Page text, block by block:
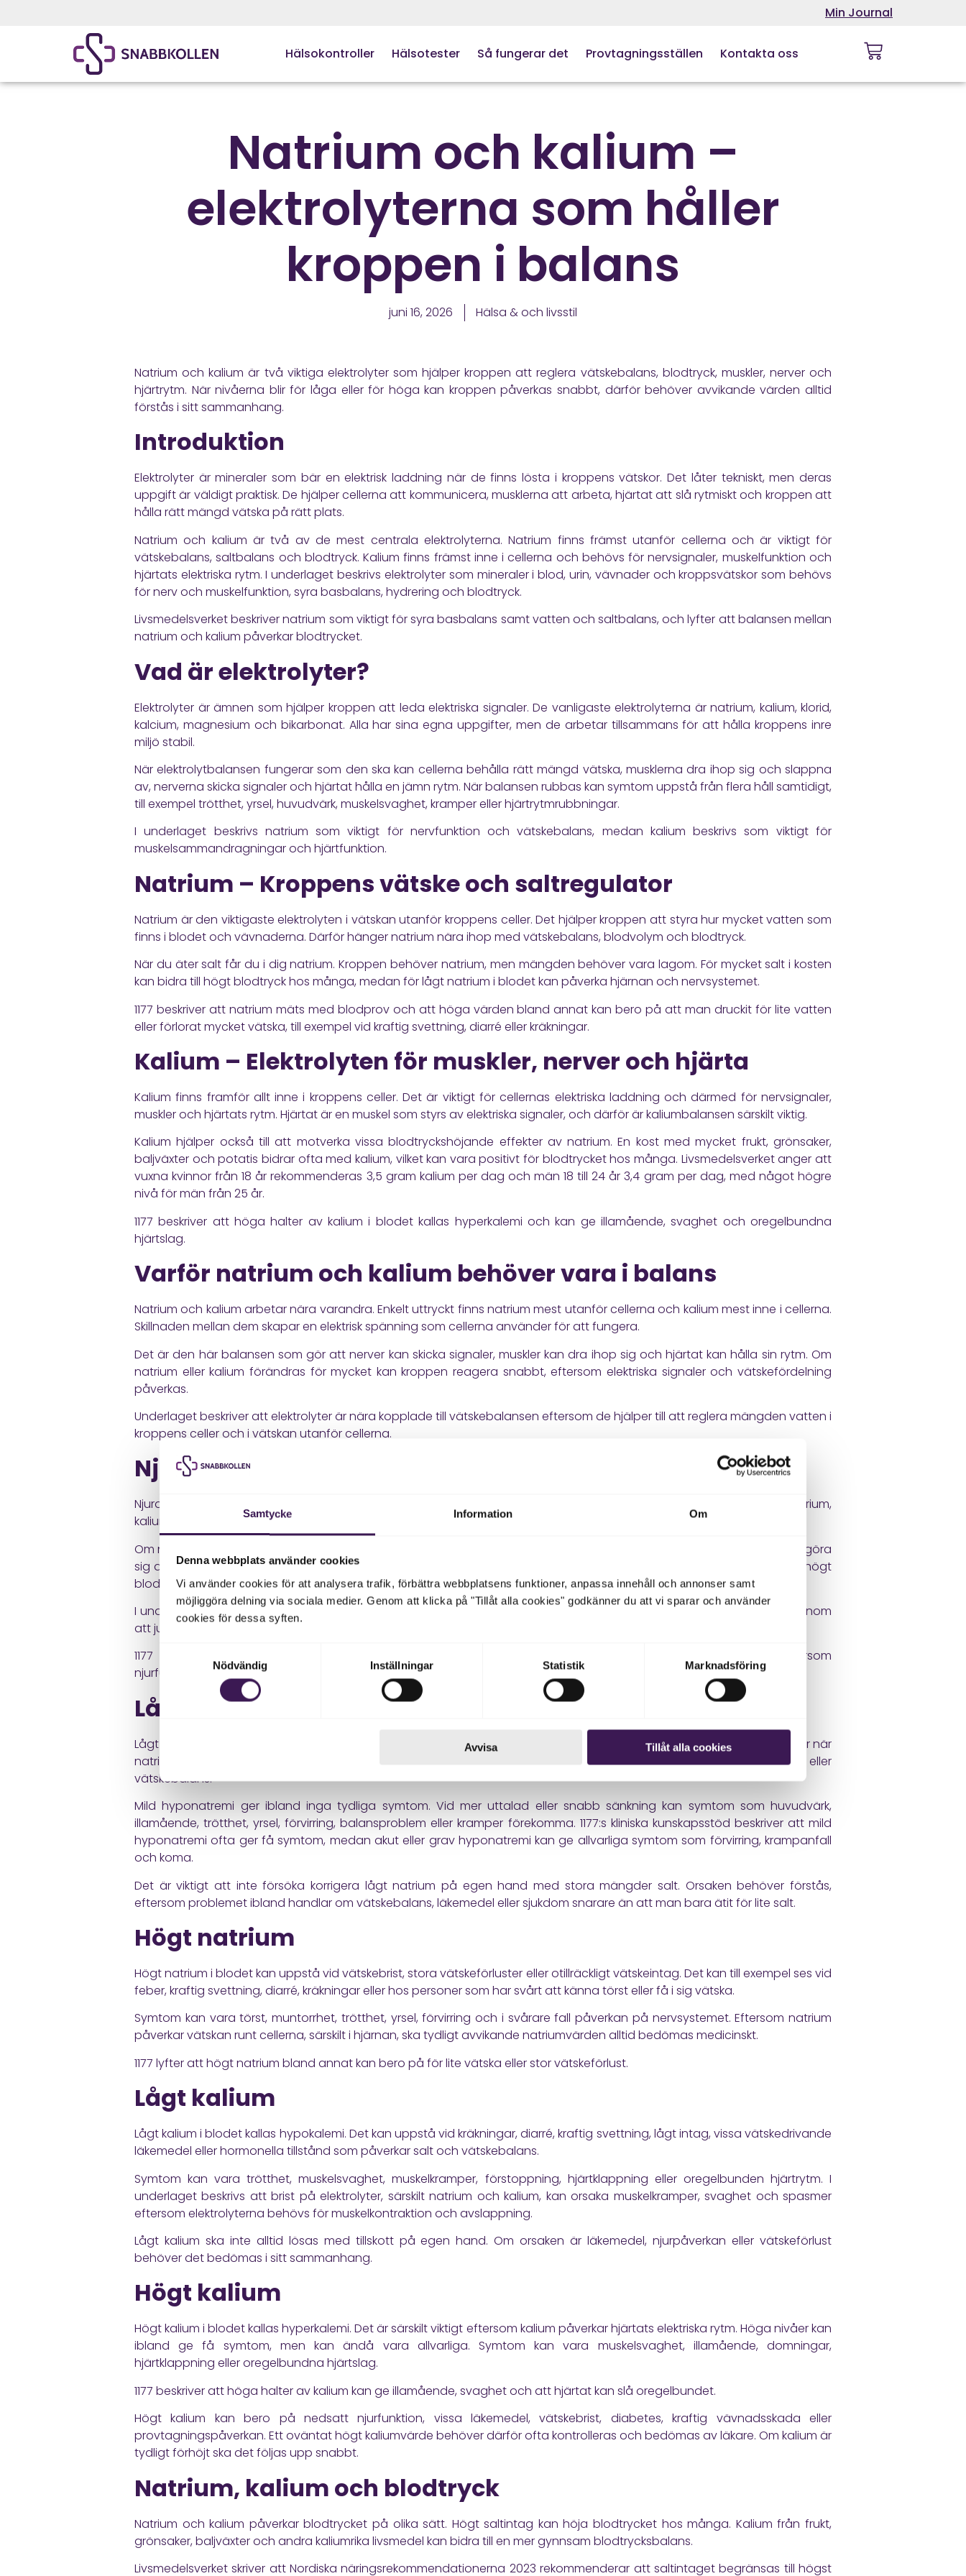
Samtycke Information Om
Denna webbplats använder cookies
Vi använder cookies för att analysera trafik, förbättra webbplatsens funktioner, anpassa innehåll och annonser samt
möjliggöra delning via sociala medier. Genom att klicka på "Tillåt alla cookies" godkänner du att vi sparar och använder
cookies för dessa syften.
Nödvändig
Inställningar Statistik Marknadsföring
Avvisa Tillåt alla cookies
Min Journal
Hälsokontroller Hälsotester Så fungerar det Provtagningsställen Kontakta oss
Natrium och kalium –
elektrolyterna som håller
kroppen i balans
juni 16, 2026 Hälsa & och livsstil
Natrium och kalium är två viktiga elektrolyter som hjälper kroppen att reglera vätskebalans, blodtryck, muskler, nerver och
hjärtrytm. När nivåerna blir för låga eller för höga kan kroppen påverkas snabbt, därför behöver avvikande värden alltid
förstås i sitt sammanhang.
Introduktion
Elektrolyter är mineraler som bär en elektrisk laddning när de finns lösta i kroppens vätskor. Det låter tekniskt, men deras
uppgift är väldigt praktisk. De hjälper cellerna att kommunicera, musklerna att arbeta, hjärtat att slå rytmiskt och kroppen att
hålla rätt mängd vätska på rätt plats.
Natrium och kalium är två av de mest centrala elektrolyterna. Natrium finns främst utanför cellerna och är viktigt för
vätskebalans, saltbalans och blodtryck. Kalium finns främst inne i cellerna och behövs för nervsignaler, muskelfunktion och
hjärtats elektriska rytm. I underlaget beskrivs elektrolyter som mineraler i blod, urin, vävnader och kroppsvätskor som behövs
för nerv och muskelfunktion, syra basbalans, hydrering och blodtryck.
Livsmedelsverketbeskriver natrium som viktigt för syra basbalans samt vatten och saltbalans, och lyfter att balansen mellan
natrium och kalium påverkar blodtrycket.
Vad är elektrolyter?
Elektrolyter är ämnen som hjälper kroppen att leda elektriska signaler. De vanligaste elektrolyterna är natrium, kalium, klorid,
kalcium, magnesium och bikarbonat. Alla har sina egna uppgifter, men de arbetar tillsammans för att hålla kroppens inre
miljö stabil.
När elektrolytbalansen fungerar som den ska kan cellerna behålla rätt mängd vätska, musklerna dra ihop sig och slappna
av, nerverna skicka signaler och hjärtat hålla en jämn rytm. När balansen rubbas kan symtom uppstå från flera håll samtidigt,
till exempel trötthet, yrsel, huvudvärk, muskelsvaghet, kramper eller hjärtrytmrubbningar.
I underlaget beskrivs natrium som viktigt för nervfunktion och vätskebalans, medan kalium beskrivs som viktigt för
muskelsammandragningar och hjärtfunktion.
Natrium – Kroppens vätske och saltregulator
Natrium är den viktigaste elektrolyten i vätskan utanför kroppens celler. Det hjälper kroppen att styra hur mycket vatten som
finns i blodet och vävnaderna. Därför hänger natrium nära ihop med vätskebalans, blodvolym och blodtryck.
När du äter salt får du i dig natrium. Kroppen behöver natrium, men mängden behöver vara lagom. För mycket salt i kosten
kan bidra till högt blodtryck hos många, medan för lågt natrium i blodet kan påverka hjärnan och nervsystemet.
1177 beskriver att natrium mäts med blodprov och att höga värden bland annat kan bero på att man druckit för lite vatten
eller förlorat mycket vätska, till exempel vid kraftig svettning, diarré eller kräkningar.
Kalium – Elektrolyten för muskler, nerver och hjärta
Kalium finns framför allt inne i kroppens celler. Det är viktigt för cellernas elektriska laddning och därmed för nervsignaler,
muskler och hjärtats rytm. Hjärtat är en muskel som styrs av elektriska signaler, och därför är kaliumbalansen särskilt viktig.
Kalium hjälper också till att motverka vissa blodtryckshöjande effekter av natrium. En kost med mycket frukt, grönsaker,
baljväxter och potatis bidrar ofta med kalium, vilket kan vara positivt för blodtrycket hos många. Livsmedelsverketanger att
vuxna kvinnor från 18 år rekommenderas 3,5 gram kalium per dag och män 18 till 24 år 3,4 gram per dag, med något högre
nivå för män från 25 år.
1177 beskriver att höga halter av kalium i blodet kallas hyperkalemi och kan ge illamående, svaghet och oregelbundna
hjärtslag.
Varför natrium och kalium behöver vara i balans
Natrium och kalium arbetar nära varandra. Enkelt uttryckt finns natrium mest utanför cellerna och kalium mest inne i cellerna.
Skillnaden mellan dem skapar en elektrisk spänning som cellerna använder för att fungera.
Det är den här balansen som gör att nerver kan skicka signaler, muskler kan dra ihop sig och hjärtat kan hålla sin rytm. Om
natrium eller kalium förändras för mycket kan kroppen reagera snabbt, eftersom elektriska signaler och vätskefördelning
påverkas.
Underlaget beskriver att elektrolyter är nära kopplade till vätskebalansen eftersom de hjälper till att reglera mängden vatten i
kroppens celler och i vätskan utanför cellerna.
Njurarnas roll i elektrolytbalansen
Njurarna är kroppens stora regleringsorgan för vätska och elektrolyter. De filtrerar blodet och avgör hur mycket natrium,
kalium och vatten som ska stanna kvar i kroppen och hur mycket som ska lämna kroppen via urinen.
Om njurarna fungerar sämre kan elektrolytbalansen rubbas. Det gäller särskilt kalium, eftersom njurarna är viktiga för att göra
sig av med överskott. Därför kan högt kalium vara extra viktigt att följa upp hos personer med njursjukdom, diabetes, högt
blodtryck eller läkemedel som påverkar njurfunktion och kaliumbalans.
I underlaget beskrivs njurarna som avgörande för att reglera kroppens vätskenivåer och elektrolytsammansättning genom
att justera mängden vatten och elektrolyter som utsöndras med urinen.
1177 beskriver att kreatininprov är ett vanligt blodprov som kan visa hur njurarna fungerar. Det är relevant eftersom
njurfunktion ofta behöver bedömas tillsammans med natrium och kalium.
Lågt natrium
Lågt natrium i blodet kallas hyponatremi. Det kan uppstå när kroppen har för mycket vatten i förhållande till natrium, eller när
natrium förloras genom till exempel kräkningar, diarré, vissa läkemedel eller sjukdomar som påverkar njurar, hormoner eller
vätskebalans.
Mild hyponatremi ger ibland inga tydliga symtom. Vid mer uttalad eller snabb sänkning kan symtom som huvudvärk,
illamående, trötthet, yrsel, förvirring, balansproblem eller kramper förekomma. 1177:s kliniska kunskapsstöd beskriver att mild
hyponatremi ofta ger få symtom, medan akut eller grav hyponatremi kan ge allvarliga symtom som förvirring, krampanfall
och koma.
Det är viktigt att inte försöka korrigera lågt natrium på egen hand med stora mängder salt. Orsaken behöver förstås,
eftersom problemet ibland handlar om vätskebalans, läkemedel eller sjukdom snarare än att man bara ätit för lite salt.
Högt natrium
Högt natrium i blodet kan uppstå vid vätskebrist, stora vätskeförluster eller otillräckligt vätskeintag. Det kan till exempel ses vid
feber, kraftig svettning, diarré, kräkningar eller hos personer som har svårt att känna törst eller få i sig vätska.
Symtom kan vara törst, muntorrhet, trötthet, yrsel, förvirring och i svårare fall påverkan på nervsystemet. Eftersom natrium
påverkar vätskan runt cellerna, särskilt i hjärnan, ska tydligt avvikande natriumvärden alltid bedömas medicinskt.
1177 lyfter att högt natrium bland annat kan bero på för lite vätska eller stor vätskeförlust.
Lågt kalium
Lågt kalium i blodet kallas hypokalemi. Det kan uppstå vid kräkningar, diarré, kraftig svettning, lågt intag, vissa vätskedrivande
läkemedel eller hormonella tillstånd som påverkar salt och vätskebalans.
Symtom kan vara trötthet, muskelsvaghet, muskelkramper, förstoppning, hjärtklappning eller oregelbunden hjärtrytm. I
underlaget beskrivs att brist på elektrolyter, särskilt natrium och kalium, kan orsaka muskelkramper, svaghet och spasmer
eftersom elektrolyterna behövs för muskelkontraktion och avslappning.
Lågt kalium ska inte alltid lösas med tillskott på egen hand. Om orsaken är läkemedel, njurpåverkan eller vätskeförlust
behöver det bedömas i sitt sammanhang.
Högt kalium
Högt kalium i blodet kallas hyperkalemi. Det är särskilt viktigt eftersom kalium påverkar hjärtats elektriska rytm. Höga nivåer kan
ibland ge få symtom, men kan ändå vara allvarliga. Symtom kan vara muskelsvaghet, illamående, domningar,
hjärtklappning eller oregelbundna hjärtslag.
1177 beskriver att höga halter av kalium kan ge illamående, svaghet och att hjärtat kan slå oregelbundet.
Högt kalium kan bero på nedsatt njurfunktion, vissa läkemedel, vätskebrist, diabetes, kraftig vävnadsskada eller
provtagningspåverkan. Ett oväntat högt kaliumvärde behöver därför ofta kontrolleras och bedömas av läkare. Om kalium är
tydligt förhöjt ska det följas upp snabbt.
Natrium, kalium och blodtryck
Natrium och kalium påverkar blodtrycket på olika sätt. Högt saltintag kan höja blodtrycket hos många. Kalium från frukt,
grönsaker, baljväxter och andra kaliumrika livsmedel kan bidra till en mer gynnsam blodtrycksbalans.
Livsmedelsverket skriver att Nordiska näringsrekommendationerna 2023 rekommenderar att saltintaget begränsas till högst